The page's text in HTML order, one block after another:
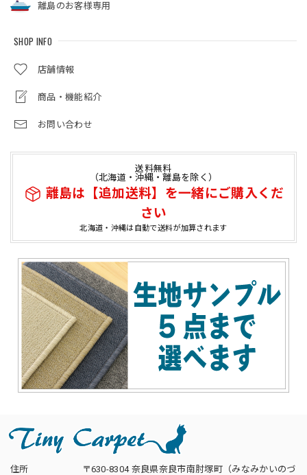
離島のお客様専用
SHOP INFO
店舗情報
商品・機能紹介
お問い合わせ
送料無料
（北海道・沖縄・離島を除く）
離島は【追加送料】を一緒にご購入くだ
さい
北海道・沖縄は自動で送料が加算されます
住所
〒630-8304 奈良県奈良市南肘塚町（みなみかいのづ